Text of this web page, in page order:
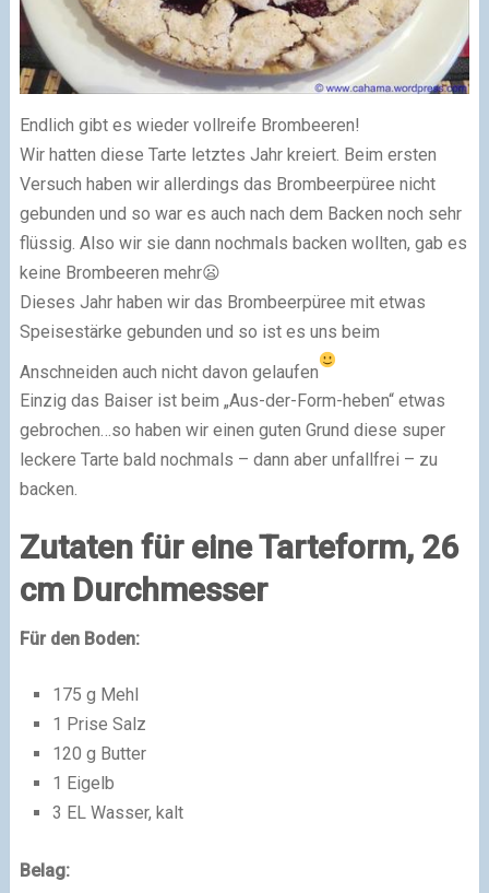
Endlich gibt es wieder vollreife Brombeeren!
Wir hatten diese Tarte letztes Jahr kreiert. Beim ersten
Versuch haben wir allerdings das Brombeerpüree nicht
gebunden und so war es auch nach dem Backen noch sehr
flüssig. Also wir sie dann nochmals backen wollten, gab es
keine Brombeeren mehr😦
Dieses Jahr haben wir das Brombeerpüree mit etwas
Speisestärke gebunden und so ist es uns beim
Anschneiden auch nicht davon gelaufen
Einzig das Baiser ist beim „Aus-der-Form-heben“ etwas
gebrochen…so haben wir einen guten Grund diese super
leckere Tarte bald nochmals – dann aber unfallfrei – zu
backen.
Zutaten für eine Tarteform, 26
cm Durchmesser
Für den Boden:
175 g Mehl
1 Prise Salz
120 g Butter
1 Eigelb
3 EL Wasser, kalt
Belag: